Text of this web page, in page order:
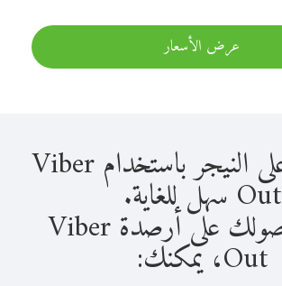
عرض الأسعار
الاتصال على النيجر باستخدام Viber
Out سهل للغاية.
بمجرد حصولك على أرصدة Viber
Out، يمكنك: